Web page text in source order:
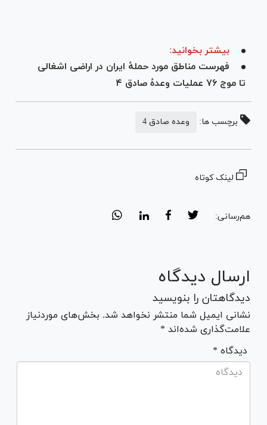
بیشتر بخوانید:
فهرست مناطق مورد حملهٔ ایران در اراضی اشغالی
تا موج ۷۶ عملیات وعدهٔ صادق ۴
برچسب ها: وعده صادق 4
لینک کوتاه
هم‌رسانی:
ارسال دیدگاه
دیدگاهتان را بنویسید
نشانی ایمیل شما منتشر نخواهد شد. بخش‌های موردنیاز
علامت‌گذاری شده‌اند *
* دیدگاه